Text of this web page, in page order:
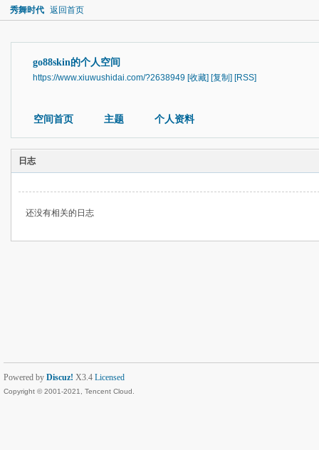
秀舞时代 返回首页
go88skin的个人空间
https://www.xiuwushidai.com/?2638949 [收藏] [复制] [RSS]
空间首页 主题 个人资料
日志
还没有相关的日志
Powered by Discuz! X3.4 Licensed
Copyright © 2001-2021, Tencent Cloud.